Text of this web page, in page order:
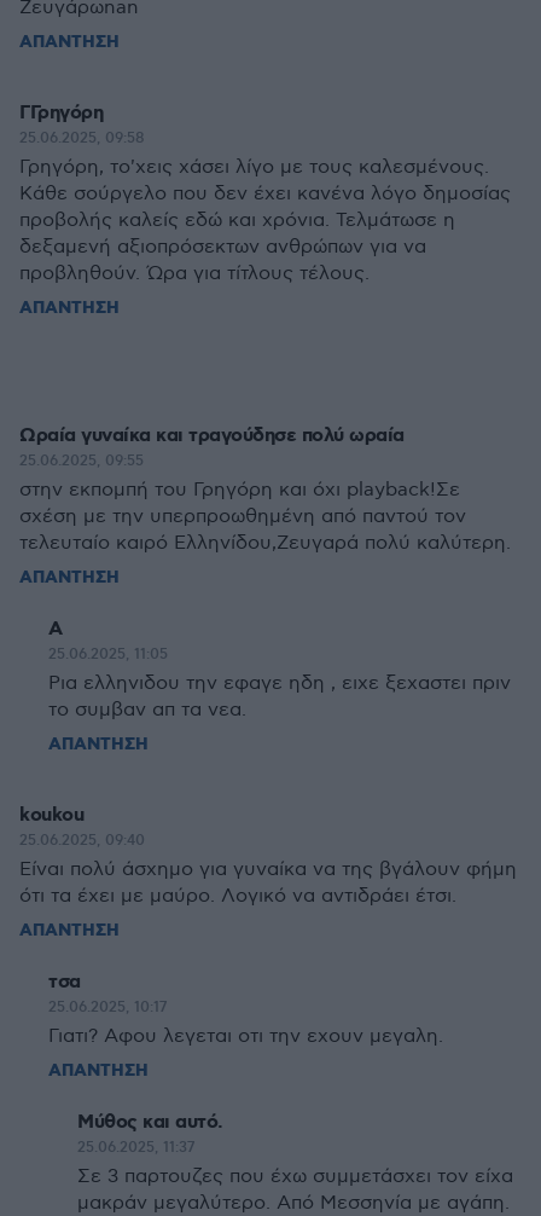
Ζευγάρωnan
ΑΠΑΝΤΗΣΗ
ΓΓρηγόρη
25.06.2025, 09:58
Γρηγόρη, το'χεις χάσει λίγο με τους καλεσμένους.
Κάθε σούργελο που δεν έχει κανένα λόγο δημοσίας
προβολής καλείς εδώ και χρόνια. Τελμάτωσε η
δεξαμενή αξιοπρόσεκτων ανθρώπων για να
προβληθούν. Ώρα για τίτλους τέλους.
ΑΠΑΝΤΗΣΗ
Ωραία γυναίκα και τραγούδησε πολύ ωραία
25.06.2025, 09:55
στην εκπομπή του Γρηγόρη και όχι playback!Σε
σχέση με την υπερπροωθημένη από παντού τον
τελευταίο καιρό Ελληνίδου,Ζευγαρά πολύ καλύτερη.
ΑΠΑΝΤΗΣΗ
A
25.06.2025, 11:05
Ρια ελληνιδου την εφαγε ηδη , ειχε ξεχαστει πριν
το συμβαν απ τα νεα.
ΑΠΑΝΤΗΣΗ
koukou
25.06.2025, 09:40
Είναι πολύ άσχημο για γυναίκα να της βγάλουν φήμη
ότι τα έχει με μαύρο. Λογικό να αντιδράει έτσι.
ΑΠΑΝΤΗΣΗ
τσα
25.06.2025, 10:17
Γιατι? Αφου λεγεται οτι την εχουν μεγαλη.
ΑΠΑΝΤΗΣΗ
Μύθος και αυτό.
25.06.2025, 11:37
Σε 3 παρτουζες που έχω συμμετάσχει τον είχα
μακράν μεγαλύτερο. Από Μεσσηνία με αγάπη.